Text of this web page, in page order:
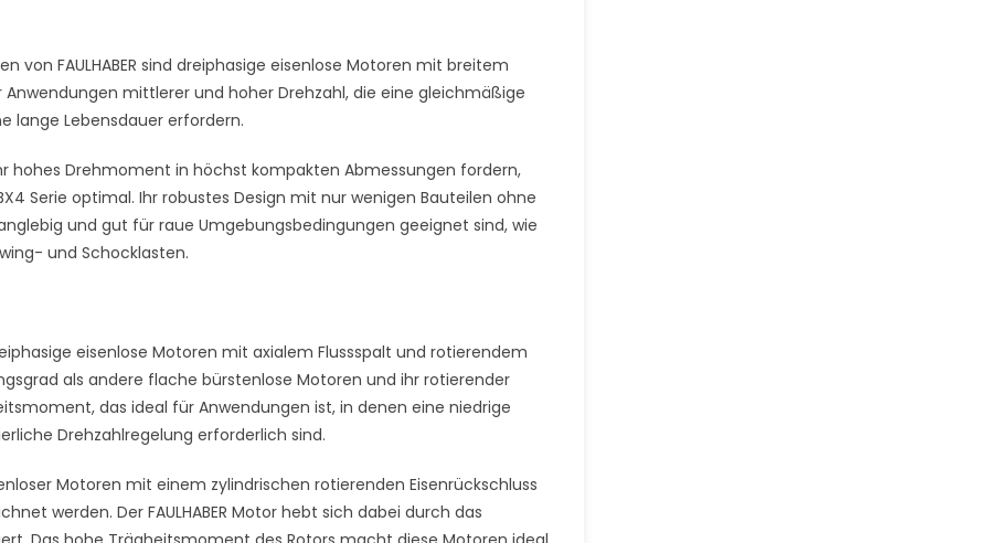
FAULHABER sind dreiphasige eisenlose Motoren mit breitem
mittlerer und hoher Drehzahl, die eine gleichmäßige
lange Lebensdauer erfordern.
hohes Drehmoment in höchst kompakten Abmessungen fordern,
Serie optimal. Ihr robustes Design mit nur wenigen Bauteilen ohne
und gut für raue Umgebungsbedingungen geeignet sind, wie
und Schocklasten.
eisenlose Motoren mit axialem Flussspalt und rotierendem
als andere flache bürstenlose Motoren und ihr rotierender
das ideal für Anwendungen ist, in denen eine niedrige
Drehzahlregelung erforderlich sind.
Motoren mit einem zylindrischen rotierenden Eisenrückschluss
werden. Der FAULHABER Motor hebt sich dabei durch das